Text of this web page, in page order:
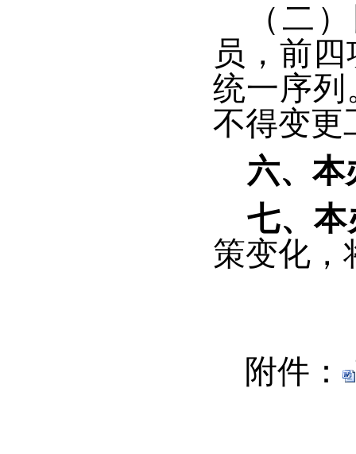
（二
员，前
统一序
不得变更
六、本
七、
策变化，
附件：